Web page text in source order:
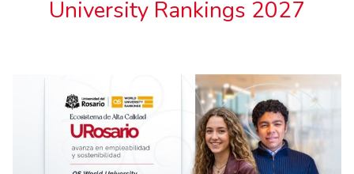
University Rankings 2027